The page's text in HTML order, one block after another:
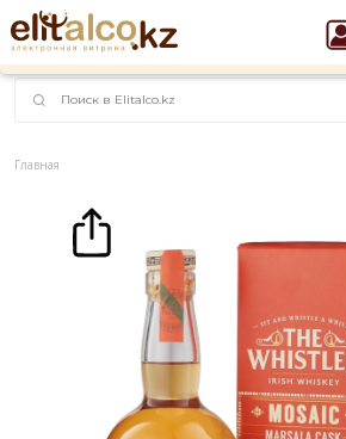
наименований!
instagram.com/rojo.kz
Рекомендуем
Виски Talisker 10 YO Malt 45,8% in Box
Ром Captain Morgan White 37,5%
Джин Gordon`s London Dry Gin 37,5%
Пиво Guinness Draught 4,2% Can
Водка Smirnoff Red Vodka 37,5%
Главная